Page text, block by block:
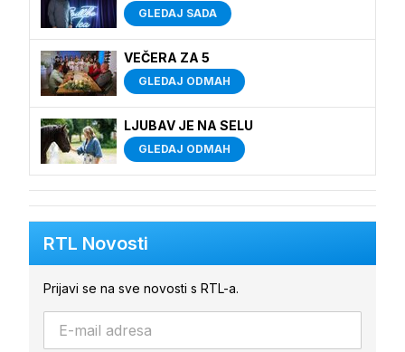
GLEDAJ SADA
VEČERA ZA 5
GLEDAJ ODMAH
LJUBAV JE NA SELU
GLEDAJ ODMAH
RTL Novosti
Prijavi se na sve novosti s RTL-a.